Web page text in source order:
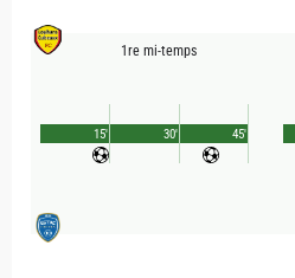
1re mi-temps
45'
15' 30'